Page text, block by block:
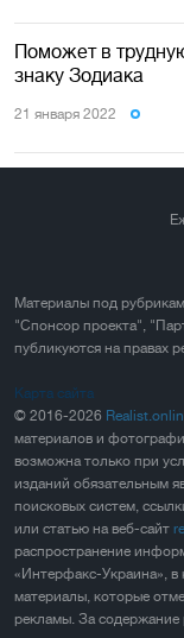
Поможет в
знаку Зодиака
21 января 2022
Материалы под
"Спонсор проекта",
публикуются на правах
Карта сайта
© 2016-2026
материалов и
возможна только при
изданий обязательным
поисковых систем,
или статью на веб-сайт
распространение
«Интерфакс-Украина», в
материалы, которые
рекламы. За содержание